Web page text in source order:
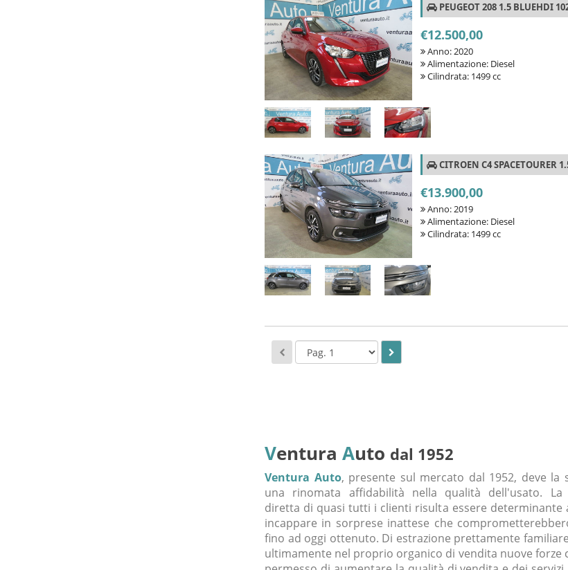
PEUGEOT 208 1.5 BLUEHDI
€12.500,00
Anno: 2020
Alimentazione: Diesel
Cilindrata: 1499 cc
CITROEN C4 SPACETOURER
€13.900,00
Anno: 2019
Alimentazione: Diesel
Cilindrata: 1499 cc
Ventura Auto dal 1952
Ventura Auto, presente sul mercato dal 1952, deve la
una rinomata affidabilità nella qualità dell'usato. La
diretta di quasi tutti i clienti risulta essere determinante
incappare in sorprese inattese che
fino ad oggi ottenuto. Di estrazione prettamente
ultimamente nel proprio organico di vendita nuove forze